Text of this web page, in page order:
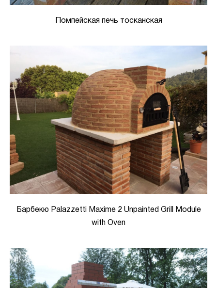
Помпейская печь тосканская
Барбекю Palazzetti Maxime 2 Unpainted Grill Module
with Oven